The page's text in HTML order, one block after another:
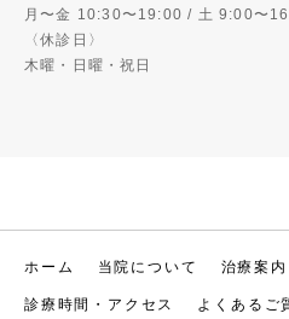
月〜金 10:30〜19:00 / 土 9:00〜
〈休診日〉
木曜・日曜・祝日
ホーム 当院について 治療案内
診療時間・アクセス よくあるご